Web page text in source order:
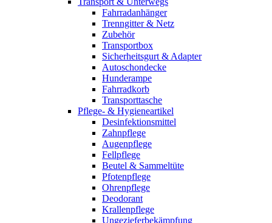
Fahrradanhänger
Trenngitter & Netz
Zubehör
Transportbox
Sicherheitsgurt & Adapter
Autoschondecke
Hunderampe
Fahrradkorb
Transporttasche
Pflege- & Hygieneartikel
Desinfektionsmittel
Zahnpflege
Augenpflege
Fellpflege
Beutel & Sammeltüte
Pfotenpflege
Ohrenpflege
Deodorant
Krallenpflege
Ungezieferbekämpfung